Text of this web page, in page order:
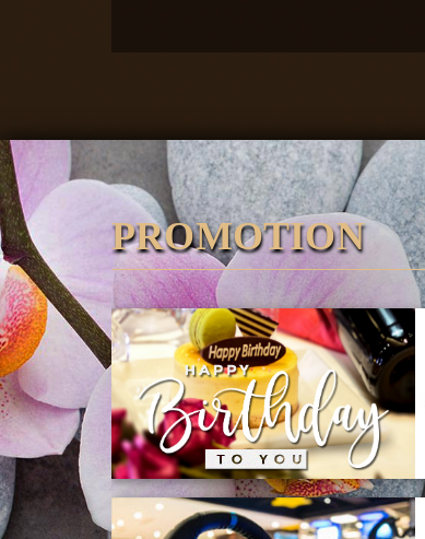
PROMOTION